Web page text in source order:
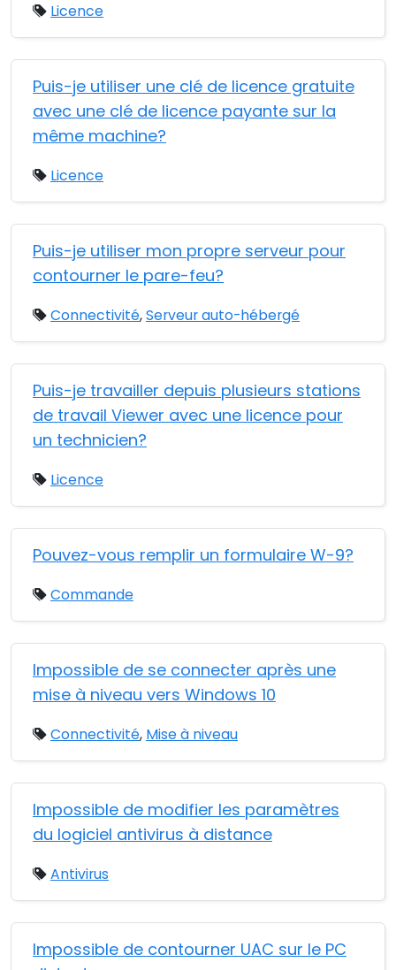
Licence
Puis-je utiliser une clé de licence gratuite
avec une clé de licence payante sur la
même machine?
Licence
Puis-je utiliser mon propre serveur pour
contourner le pare-feu?
Connectivité,Serveur auto-hébergé
Puis-je travailler depuis plusieurs stations
de travail Viewer avec une licence pour
un technicien?
Licence
Pouvez-vous remplir un formulaire W-9?
Commande
Impossible de se connecter après une
mise à niveau vers Windows 10
Connectivité, Mise à niveau
Impossible de modifier les paramètres
du logiciel antivirus à distance
Antivirus
Impossible de contourner UAC sur le PC